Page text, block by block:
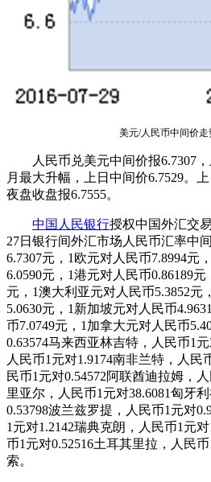
美元/人民币中间价走
人民币兑美元中间价报6.7307，
月最大升幅，上日中间价6.7529。上
夜盘收盘报6.7555。
中国人民银行授权中国外汇交
27日银行间外汇市场人民币汇率中
6.7307元，1欧元对人民币7.8994元
6.0590元，1港元对人民币0.86189
元，1澳大利亚元对人民币5.3852元
5.0630元，1新加坡元对人民币
币7.0749元，1加拿大元对人民币
0.63574马来西亚林吉特，人民币1元
人民币1元对1.9174南非兰特，人民
民币1元对0.54572阿联酋迪拉姆，
里亚尔，人民币1元对38.6081匈牙
0.53798波兰兹罗提，人民币1元对
1元对1.2142瑞典克朗，人民币1元
币1元对0.52516土耳其里拉，人民
索。